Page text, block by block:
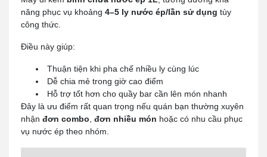
năng phục vụ khoảng 4–5 ly nước ép/lần sử dụng tùy
công thức.
Điều này giúp:
Thuận tiện khi pha chế nhiều ly cùng lúc
Dễ chia mẻ trong giờ cao điểm
Hỗ trợ tốt hơn cho quầy bar cần lên món nhanh
Đây là ưu điểm rất quan trọng nếu quán bạn thường xuyên
nhận đơn combo đơn nhiều món hoặc có nhu cầu phục
vụ nước ép theo nhóm.